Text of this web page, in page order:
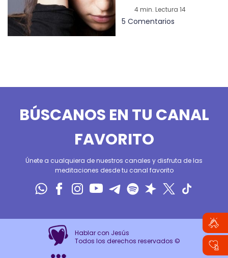
4 min. Lectura 14
5 Comentarios
BÚSCANOS EN TU CANAL
FAVORITO
Únete a cualquiera de nuestros canales y disfruta de las
meditaciones desde tu canal favorito
Hablar con Jesús
Todos los derechos reservados ©